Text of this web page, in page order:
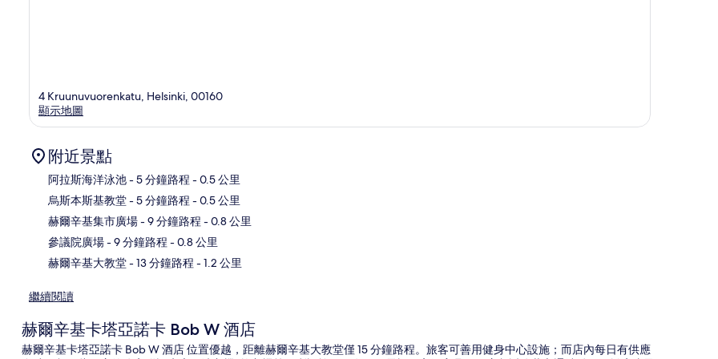
4 Kruunuvuorenkatu, Helsinki, 00160
顯示地圖
附近景點
阿拉斯海洋泳池- 5 分鐘路程 - 0.5 公里
烏斯本斯基教堂- 5 分鐘路程 - 0.5 公里
赫爾辛基集市廣場- 9 分鐘路程 - 0.8 公里
參議院廣場- 9 分鐘路程 - 0.8 公里
赫爾辛基大教堂- 13 分鐘路程 - 1.2 公里
繼續閱讀
赫爾辛基卡塔亞諾卡 Bob W 酒店
赫爾辛基卡塔亞諾卡 Bob W 酒店 位置優越，距離赫爾辛基大教堂僅 15 分鐘路程。旅客可善用健身中心設施；而店內每日有供應